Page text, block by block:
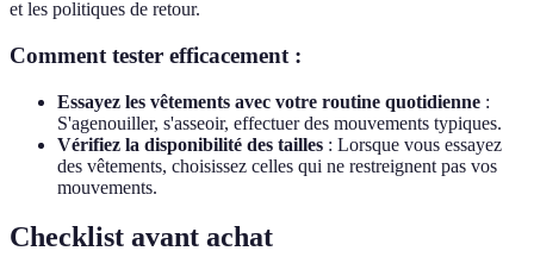
et les politiques de retour.
Comment tester efficacement :
Essayez les vêtements avec votre routine quotidienne :
S'agenouiller, s'asseoir, effectuer des mouvements typiques.
Vérifiez la disponibilité des tailles : Lorsque vous essayez
des vêtements, choisissez celles qui ne restreignent pas vos
mouvements.
Checklist avant achat